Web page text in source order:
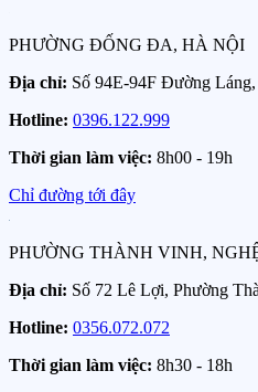
PHƯỜNG ĐỐNG ĐA, HÀ NỘI
Địa chỉ: Số 94E-94F Đường
Hotline: 0396.122.999
Thời gian làm việc: 8h00 - 19h
Chỉ đường tới đây
PHƯỜNG THÀNH VINH,
Địa chỉ: Số 72 Lê Lợi, Phường
Hotline: 0356.072.072
Thời gian làm việc: 8h30 - 18h